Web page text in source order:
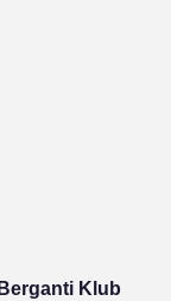
Klub